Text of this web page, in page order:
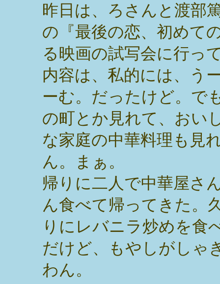
昨日は、ろさんと渡部
の『最後の恋、初めて
る映画の試写会に行っ
内容は、私的には、う
ーむ。だったけど。で
の町とか見れて、おい
な家庭の中華料理も見
ん。まぁ。
帰りに二人で中華屋さ
ん食べて帰ってきた。
りにレバニラ炒めを食
だけど、もやしがしゃ
わん。